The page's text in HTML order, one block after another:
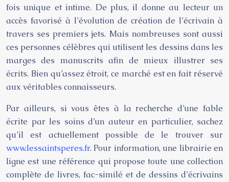
fois unique et intime. De plus, il donne au lecteur un
accès favorisé à l’évolution de création de l’écrivain à
travers ses premiers jets. Mais nombreuses sont aussi
ces personnes célèbres qui utilisent les dessins dans les
marges des manuscrits afin de mieux illustrer ses
écrits. Bien qu’assez étroit, ce marché est en fait réservé
aux véritables connaisseurs.
Par ailleurs, si vous êtes à la recherche d’une fable
écrite par les soins d’un auteur en particulier, sachez
qu’il est actuellement possible de le trouver sur
www.lessaintsperes.fr. Pour information, une librairie en
ligne est une référence qui propose toute une collection
complète de livres, fac-similé et de dessins d’écrivains